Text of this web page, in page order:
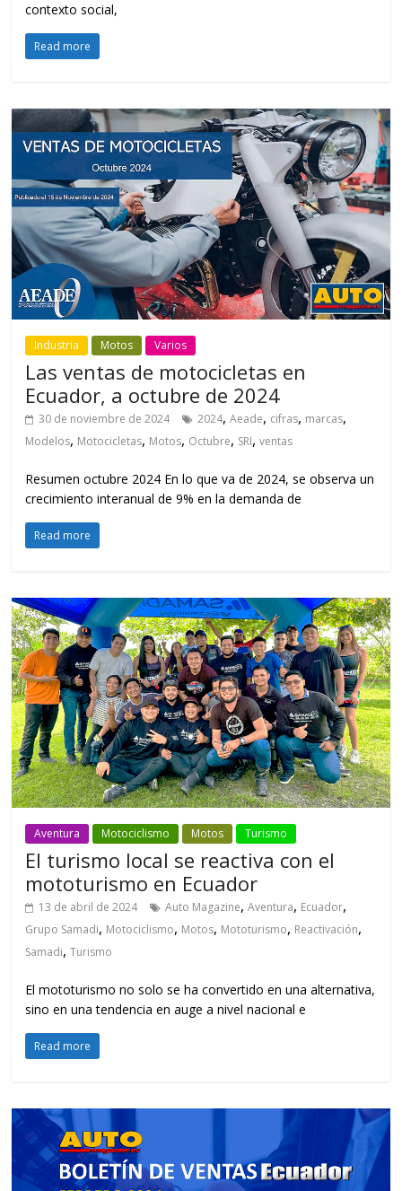
contexto social,
Read more
Industria Motos Varios
Las ventas de motocicletas en
Ecuador, a octubre de 2024
30 de noviembre de 2024 2024,Aeade, cifras, marcas,
Modelos, Motocicletas, Motos, Octubre, SRI,ventas
Resumen octubre 2024 En lo que va de 2024, se observa un
crecimiento interanual de 9% en la demanda de
Read more
Aventura Motociclismo Motos Turismo
El turismo local se reactiva con el
mototurismo en Ecuador
13 de abril de 2024 Auto Magazine,Aventura, Ecuador,
Grupo Samadi, Motociclismo, Motos, Mototurismo, Reactivación,
Samadi,Turismo
El mototurismo no solo se ha convertido en una alternativa,
sino en una tendencia en auge a nivel nacional e
Read more